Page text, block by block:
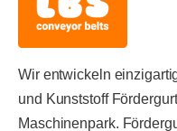
Wir entwickeln
und Kunststoff
Maschinenpark.